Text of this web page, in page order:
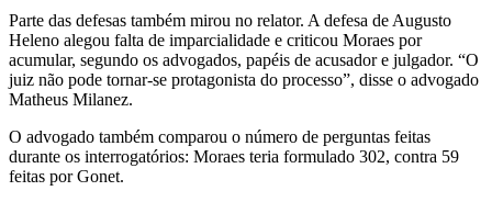
Parte das defesas também mirou no relator. A defesa de Augusto
Heleno alegou falta de imparcialidade e criticou Moraes por
acumular, segundo os advogados, papéis de acusador e julgador. “O
juiz não pode tornar-se protagonista do processo”, disse o advogado
Matheus Milanez.
O advogado também comparou o número de perguntas feitas
durante os interrogatórios: Moraes teria formulado 302, contra 59
feitas por Gonet.